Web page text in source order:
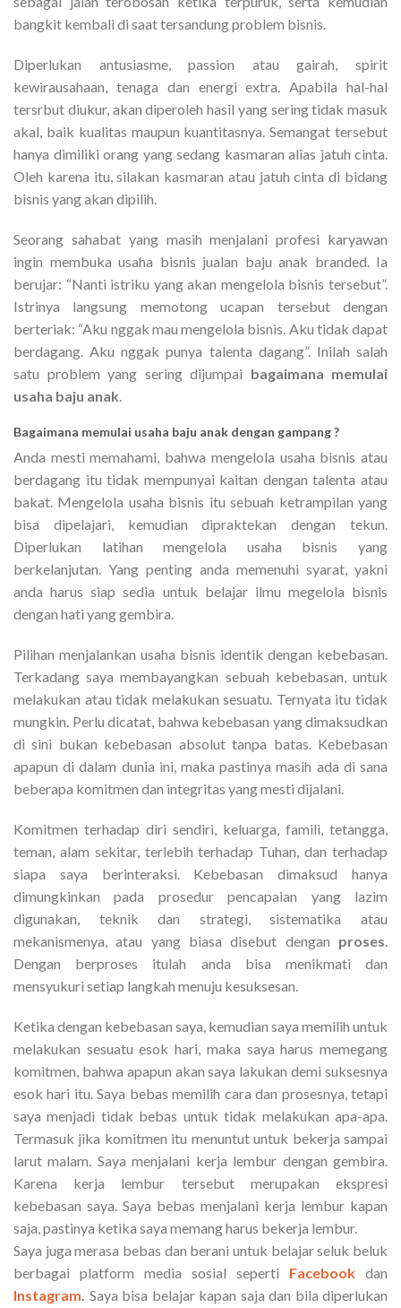
bangkit kembali di saat tersandung problem bisnis.
Diperlukan antusiasme, passion atau gairah, spirit
kewirausahaan, tenaga dan energi extra. Apabila hal-hal
tersrbut diukur, akan diperoleh hasil yang sering tidak masuk
akal, baik kualitas maupun kuantitasnya. Semangat tersebut
hanya dimiliki orang yang sedang kasmaran alias jatuh cinta.
Oleh karena itu, silakan kasmaran atau jatuh cinta di bidang
bisnis yang akan dipilih.
Seorang sahabat yang masih menjalani profesi karyawan
ingin membuka usaha bisnis jualan baju anak branded. Ia
berujar: “Nanti istriku yang akan mengelola bisnis tersebut”.
Istrinya langsung memotong ucapan tersebut dengan
berteriak: “Aku nggak mau mengelola bisnis. Aku tidak dapat
berdagang. Aku nggak punya talenta dagang”. Inilah salah
satu problem yang sering dijumpai bagaimana memulai
usaha baju anak.
Bagaimana memulai usaha baju anak dengan gampang ?
Anda mesti memahami, bahwa mengelola usaha bisnis atau
berdagang itu tidak mempunyai kaitan dengan talenta atau
bakat. Mengelola usaha bisnis itu sebuah ketrampilan yang
bisa dipelajari, kemudian dipraktekan dengan tekun.
Diperlukan latihan mengelola usaha bisnis yang
berkelanjutan. Yang penting anda memenuhi syarat, yakni
anda harus siap sedia untuk belajar ilmu megelola bisnis
dengan hati yang gembira.
Pilihan menjalankan usaha bisnis identik dengan kebebasan.
Terkadang saya membayangkan sebuah kebebasan, untuk
melakukan atau tidak melakukan sesuatu. Ternyata itu tidak
mungkin. Perlu dicatat, bahwa kebebasan yang dimaksudkan
di sini bukan kebebasan absolut tanpa batas. Kebebasan
apapun di dalam dunia ini, maka pastinya masih ada di sana
beberapa komitmen dan integritas yang mesti dijalani.
Komitmen terhadap diri sendiri, keluarga, famili, tetangga,
teman, alam sekitar, terlebih terhadap Tuhan, dan terhadap
siapa saya berinteraksi. Kebebasan dimaksud hanya
dimungkinkan pada prosedur pencapaian yang lazim
digunakan, teknik dan strategi, sistematika atau
mekanismenya, atau yang biasa disebut dengan proses.
Dengan berproses itulah anda bisa menikmati dan
mensyukuri setiap langkah menuju kesuksesan.
Ketika dengan kebebasan saya, kemudian saya memilih untuk
melakukan sesuatu esok hari, maka saya harus memegang
komitmen, bahwa apapun akan saya lakukan demi suksesnya
esok hari itu. Saya bebas memilih cara dan prosesnya, tetapi
saya menjadi tidak bebas untuk tidak melakukan apa-apa.
Termasuk jika komitmen itu menuntut untuk bekerja sampai
larut malam. Saya menjalani kerja lembur dengan gembira.
Karena kerja lembur tersebut merupakan ekspresi
kebebasan saya. Saya bebas menjalani kerja lembur kapan
saja, pastinya ketika saya memang harus bekerja lembur.
Saya juga merasa bebas dan berani untuk belajar seluk beluk
berbagai platform media sosial seperti Facebook dan
Instagram. Saya bisa belajar kapan saja dan bila diperlukan